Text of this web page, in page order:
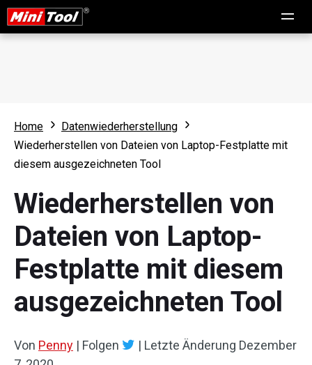
Home
Datenwiederherstellung
Wiederherstellen von Dateien von Laptop-Festplatte mit
diesem ausgezeichneten Tool
Wiederherstellen von
Dateien von Laptop-
Festplatte mit diesem
ausgezeichneten Tool
Von Penny | Folgen | Letzte Änderung Dezember